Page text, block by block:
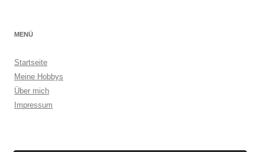
MENÜ
Startseite
Meine Hobbys
Über mich
Impressum